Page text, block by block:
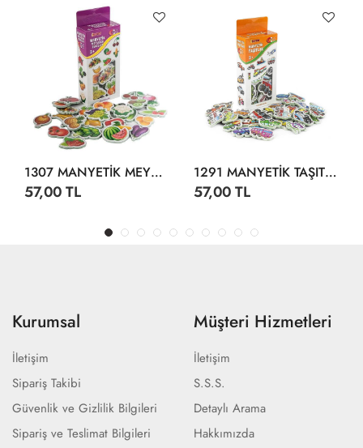
1307 MANYETİK MEYVELER SEBZELER
57,00 TL
1291 MANYETİK TAŞITLAR
57,00 TL
Kurumsal
İletişim
Sipariş Takibi
Güvenlik ve Gizlilik Bilgileri
Sipariş ve Teslimat Bilgileri
Müşteri Hizmetleri
İletişim
S.S.S.
Detaylı Arama
Hakkımızda